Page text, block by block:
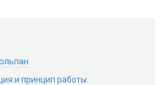
и принцип работы